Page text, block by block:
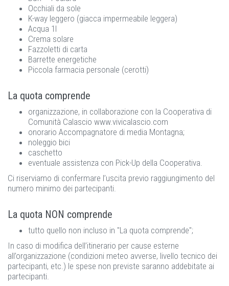
Occhiali da sole
K-way leggero (giacca impermeabile leggera)
Acqua 1l
Crema solare
Fazzoletti di carta
Barrette energetiche
Piccola farmacia personale (cerotti)
La quota comprende
organizzazione, in collaborazione con la Cooperativa di
Comunità Calascio www.vivicalascio.com
onorario Accompagnatore di media Montagna;
noleggio bici
caschetto
eventuale assistenza con Pick-Up della Cooperativa.
Ci riserviamo di confermare l’uscita previo raggiungimento del
numero minimo dei partecipanti.
La quota NON comprende
tutto quello non incluso in "La quota comprende";
In caso di modifica dell’itinerario per cause esterne
all’organizzazione (condizioni meteo avverse, livello tecnico dei
partecipanti, etc.) le spese non previste saranno addebitate ai
partecipanti.